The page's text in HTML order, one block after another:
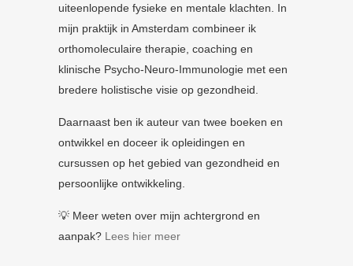
uiteenlopende fysieke en mentale klachten. In
mijn praktijk in Amsterdam combineer ik
orthomoleculaire therapie, coaching en
klinische Psycho-Neuro-Immunologie met een
bredere holistische visie op gezondheid.
Daarnaast ben ik auteur van twee boeken en
ontwikkel en doceer ik opleidingen en
cursussen op het gebied van gezondheid en
persoonlijke ontwikkeling.
💡 Meer weten over mijn achtergrond en
aanpak? Lees hier meer